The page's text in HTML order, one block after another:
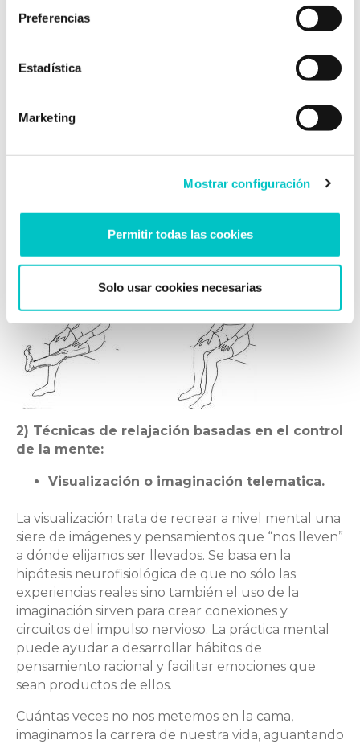
Preferencias
Estadística
Marketing
Mostrar configuración
Permitir todas las cookies
Solo usar cookies necesarias
dominante (derecha en el caso de los diestros, y la
izquierda, en el de los zurdos) y tensamos desde la
cadera hasta la punta de los dedos del pie.
Relajamos, y repetimos el procedimiento con la
2) Técnicas de relajación basadas en el control
de la mente:
Visualización o imaginación telematica.
La visualización trata de recrear a nivel mental una
siere de imágenes y pensamientos que “nos lleven”
a dónde elijamos ser llevados. Se basa en la
hipótesis neurofisiológica de que no sólo las
experiencias reales sino también el uso de la
imaginación sirven para crear conexiones y
circuitos del impulso nervioso. La práctica mental
puede ayudar a desarrollar hábitos de
pensamiento racional y facilitar emociones que
sean productos de ellos.
Cuántas veces no nos metemos en la cama,
imaginamos la carrera de nuestra vida, aguantando